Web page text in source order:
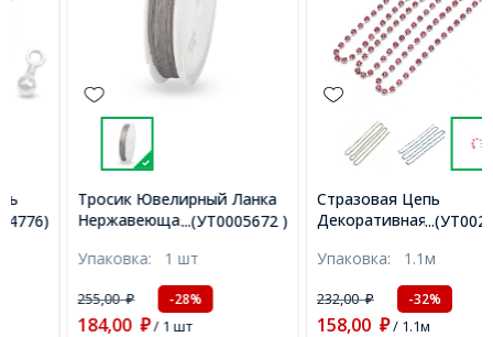
...(УТ0005672 )
Тросик Ювелирный Ланка
Нержавеющая Сталь,
60м/катушка, (УТ0005672)
Упаковка:1 шт
₽ -28%
₽/ 1 шт
...(УТ0029098)
Стразовая Цепь
Декоративная, Класс А,
около 360шт/1.1м,
Упаковка:1.1м
₽ -32%
₽/ 1.1м